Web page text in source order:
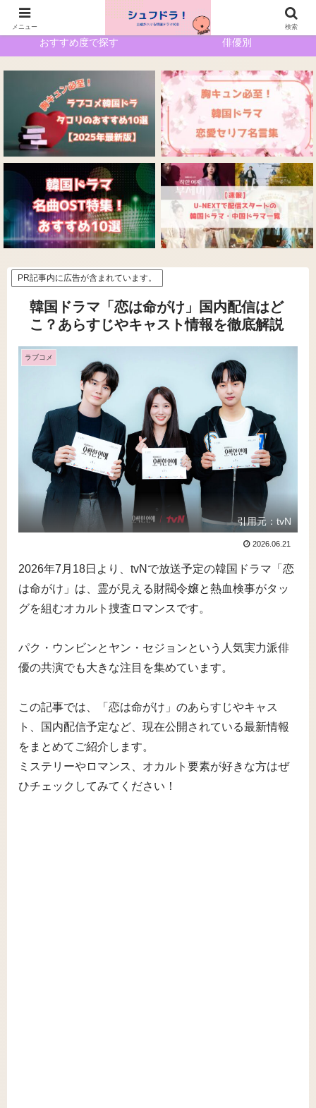
おすすめ度で探す 俳優別
PR記事内に広告が含まれています。
韓国ドラマ「恋は命がけ」国内配信はど
こ？あらすじやキャスト情報を徹底解説
ラブコメ
引用元：tvN
2026.06.21
2026年7月18日より、tvNで放送予定の韓国ドラマ「恋
は命がけ」は、霊が見える財閥令嬢と熱血検事がタッ
グを組むオカルト捜査ロマンスです。
パク・ウンビンとヤン・セジョンという人気実力派俳
優の共演でも大きな注目を集めています。
この記事では、「恋は命がけ」のあらすじやキャス
ト、国内配信予定など、現在公開されている最新情報
をまとめてご紹介します。
ミステリーやロマンス、オカルト要素が好きな方はぜ
ひチェックしてみてください！
メニュー 検索